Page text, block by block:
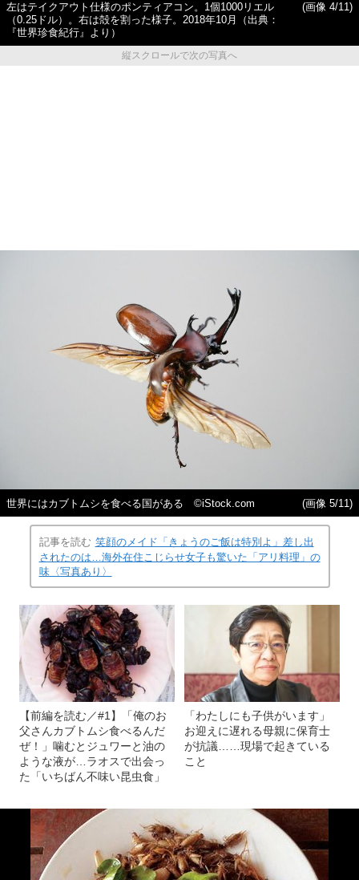
左はテイクアウト仕様のポンティアコン。1個1000リエル
（0.25ドル）。右は殻を割った様子。2018年10月（出典：
『世界珍食紀行』より）
(画像 4/11)
縦スクロールで次の写真へ
世界にはカブトムシを食べる国がある ©iStock.com (画像 5/11)
記事を読む 笑顔のメイド「きょうのご飯は特別よ」差し出
されたのは…海外在住こじらせ女子も驚いた「アリ料理」の
味〈写真あり〉
【前編を読む／#1】「俺のお
父さんカブトムシ食べるんだ
ぜ！」噛むとジュワーと油の
ような液が…ラオスで出会っ
た「いちばん不味い昆虫食」
「わたしにも子供がいます」
お迎えに遅れる母親に保育士
が抗議……現場で起きている
こと